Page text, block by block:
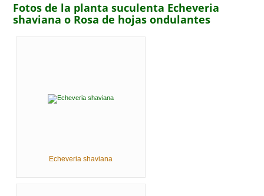
Fotos de la planta suculenta Echeveria
shaviana o Rosa de hojas ondulantes
Echeveria shaviana